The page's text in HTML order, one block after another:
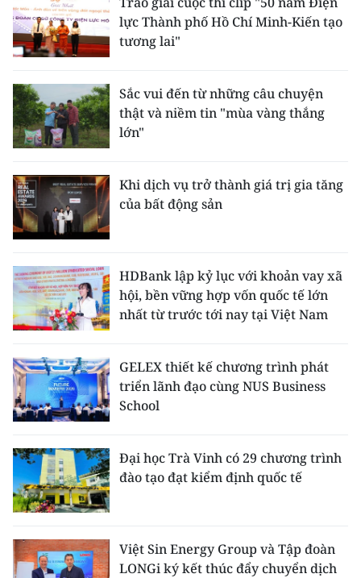
lực Thành phố Hồ Chí Minh-Kiến tạo
tương lai"
Sắc vui đến từ những câu chuyện
thật và niềm tin "mùa vàng thắng
lớn"
Khi dịch vụ trở thành giá trị gia tăng
của bất động sản
HDBank lập kỷ lục với khoản vay xã
hội, bền vững hợp vốn quốc tế lớn
nhất từ trước tới nay tại Việt Nam
GELEX thiết kế chương trình phát
triển lãnh đạo cùng NUS Business
School
Đại học Trà Vinh có 29 chương trình
đào tạo đạt kiểm định quốc tế
Việt Sin Energy Group và Tập đoàn
LONGi ký kết thúc đẩy chuyển dịch